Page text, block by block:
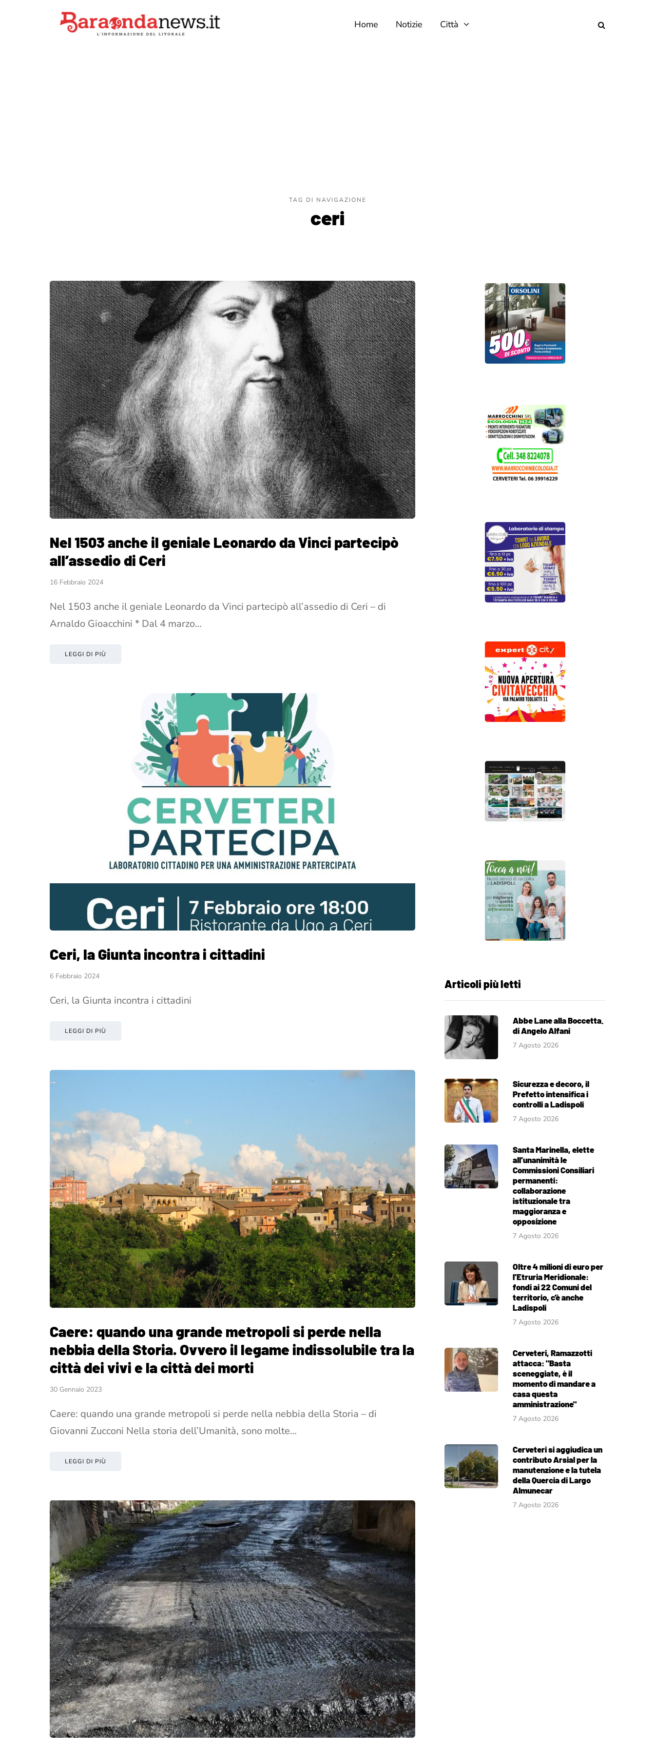
Home Notizie Città
TAG DI NAVIGAZIONE
ceri
Nel 1503 anche il geniale Leonardo da Vinci partecipò
all’assedio di Ceri
16 Febbraio 2024
Nel 1503 anche il geniale Leonardo da Vinci partecipò all’assedio di Ceri – di
Arnaldo Gioacchini * Dal 4 marzo…
LEGGI DI PIÙ
Ceri, la Giunta incontra i cittadini
6 Febbraio 2024
Ceri, la Giunta incontra i cittadini
LEGGI DI PIÙ
Caere: quando una grande metropoli si perde nella
nebbia della Storia. Ovvero il legame indissolubile tra la
città dei vivi e la città dei morti
30 Gennaio 2023
Caere: quando una grande metropoli si perde nella nebbia della Storia – di
Giovanni Zucconi Nella storia dell’Umanità, sono molte…
LEGGI DI PIÙ
Articoli più letti
Abbe Lane alla Boccetta.
di Angelo Alfani
7 Agosto 2026
Sicurezza e decoro, il
Prefetto intensifica i
controlli a Ladispoli
7 Agosto 2026
Santa Marinella, elette
all’unanimità le
Commissioni Consiliari
permanenti:
collaborazione
istituzionale tra
maggioranza e
opposizione
7 Agosto 2026
Oltre 4 milioni di euro per
l’Etruria Meridionale:
fondi ai 22 Comuni del
territorio, c’è anche
Ladispoli
7 Agosto 2026
Cerveteri, Ramazzotti
attacca: "Basta
sceneggiate, è il
momento di mandare a
casa questa
amministrazione"
7 Agosto 2026
Cerveteri si aggiudica un
contributo Arsial per la
manutenzione e la tutela
della Quercia di Largo
Almunecar
7 Agosto 2026